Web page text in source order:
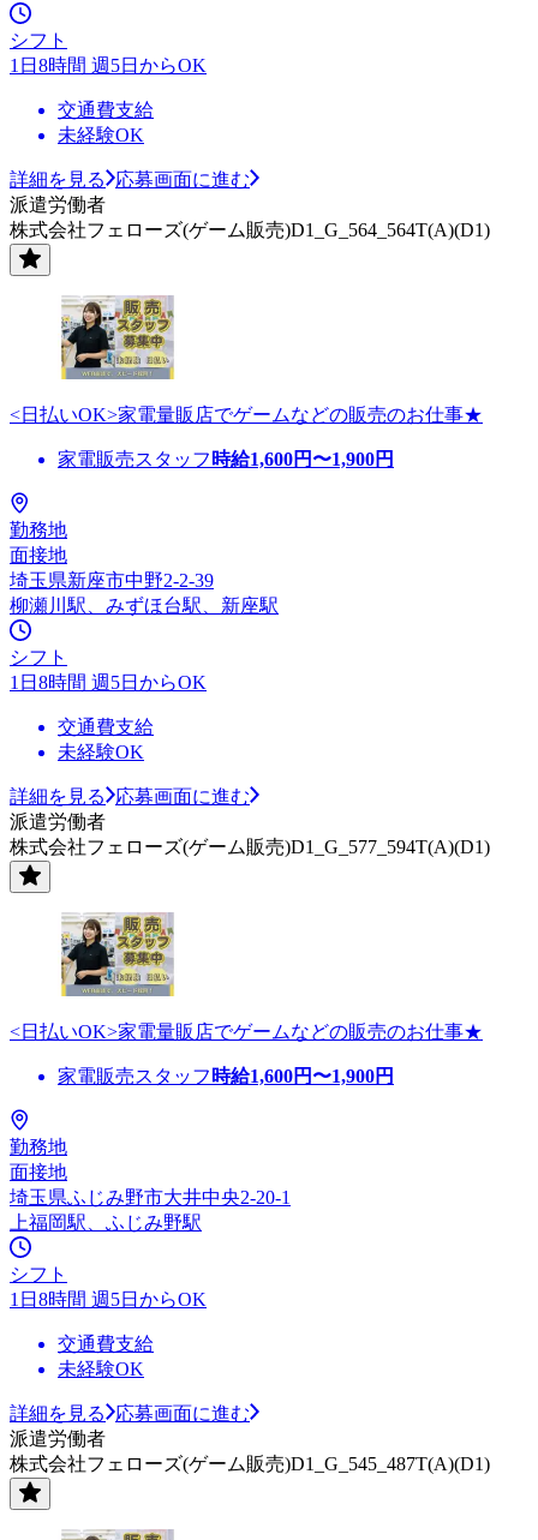
シフト
1日8時間 週5日からOK
交通費支給
未経験OK
詳細を見る
応募画面に進む
派遣労働者
株式会社フェローズ(ゲーム販売)D1_G_564_564T(A)(D1)
<日払いOK>家電量販店でゲームなどの販売のお仕事★
家電販売スタッフ 時給1,600円〜1,900円
勤務地
面接地
埼玉県新座市中野2-2-39
柳瀬川駅、みずほ台駅、新座駅
シフト
1日8時間 週5日からOK
交通費支給
未経験OK
詳細を見る
応募画面に進む
派遣労働者
株式会社フェローズ(ゲーム販売)D1_G_577_594T(A)(D1)
<日払いOK>家電量販店でゲームなどの販売のお仕事★
家電販売スタッフ 時給1,600円〜1,900円
勤務地
面接地
埼玉県ふじみ野市大井中央2-20-1
上福岡駅、ふじみ野駅
シフト
1日8時間 週5日からOK
交通費支給
未経験OK
詳細を見る
応募画面に進む
派遣労働者
株式会社フェローズ(ゲーム販売)D1_G_545_487T(A)(D1)